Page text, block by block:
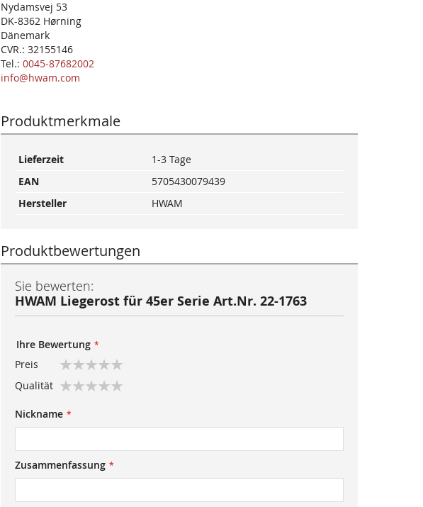
Nydamsvej 53
DK-8362 Hørning
Dänemark
CVR.: 32155146
Tel.: 0045-87682002
info@hwam.com
Produktmerkmale
Mehr
Lieferzeit
1-3 Tage
EAN
5705430079439
Hersteller
HWAM
Produktbewertungen
Sie bewerten:
HWAM Liegerost für 45er Serie Art.Nr. 22-1763
Ihre Bewertung
Preis
star
stars
stars
stars
stars
Qualität
star
stars
stars
stars
stars
Nickname
Zusammenfassung